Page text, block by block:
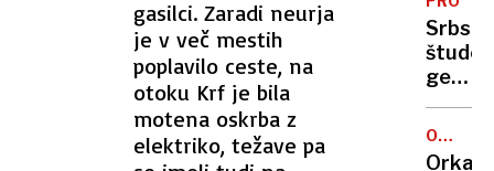
gasilci. Zaradi neurja
je v več mestih
poplavilo ceste, na
otoku Krf je bila
motena oskrba z
elektriko, težave pa
vzroku
"Božič
smo
v
snegu,
Srbski
državni
tožilki:
VRSTA
Orka,